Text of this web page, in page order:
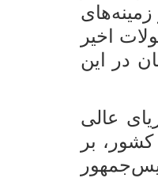
اخیر
در این
عالی
بر